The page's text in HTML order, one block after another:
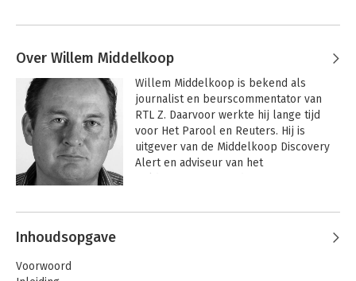
Over Willem Middelkoop
Willem Middelkoop is bekend als
journalist en beurscommentator van
RTL Z. Daarvoor werkte hij lange tijd
voor Het Parool en Reuters. Hij is
uitgever van de Middelkoop Discovery
Alert en adviseur van het
één jaar 25.000 exemplaren verkocht.
Andere boeken door Willem
Middelkoop
Inhoudsopgave
Voorwoord